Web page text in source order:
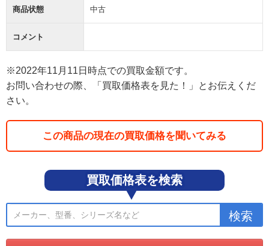
商品状態 中古
コメント
※2022年11月11日時点での買取金額です。
お問い合わせの際、「買取価格表を見た！」とお伝えくだ
さい。
この商品の現在の買取価格を聞いてみる
買取価格表を検索